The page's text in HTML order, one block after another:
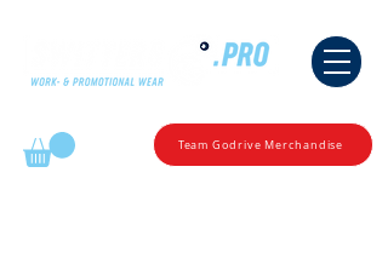
Team Godrive Merchandise